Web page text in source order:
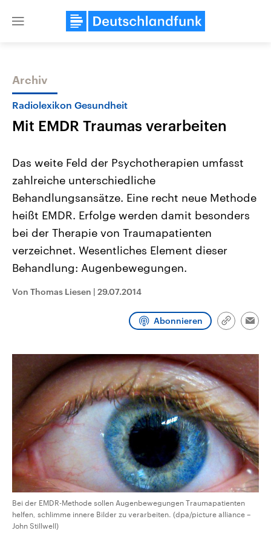
Close
Themen
Landtagswahl Sachsen-Anhalt
2026
Alle Informationen
Sachsen-Anhalt wählt am 6.
September 2026 einen neuen
Bundesland von einer Koalition aus
Umfragen, Prognosen,
Wahlprogramme, aktuelle Berichte
und Kandidaten der anstehenden
USA
Aktuelle Beiträge,
Hintergründe
Wirtschaftlich und
gehören die Vereinigten
mit großem Einfluss auf
Archiv
Radiolexikon Gesundheit
Mit EMDR Traumas verarbeiten
Das weite Feld der Psychotherapien umfasst
zahlreiche unterschiedliche
Behandlungsansätze. Eine recht neue Methode
heißt EMDR. Erfolge werden damit besonders
bei der Therapie von Traumapatienten
verzeichnet. Wesentliches Element dieser
Behandlung: Augenbewegungen.
Von Thomas Liesen | 29.07.2014
Abonnieren
Link
Bei der EMDR-Methode sollen Augenbewegungen Traumapatienten
helfen, schlimme innere Bilder zu verarbeiten. (dpa/picture alliance –
John Stillwell)